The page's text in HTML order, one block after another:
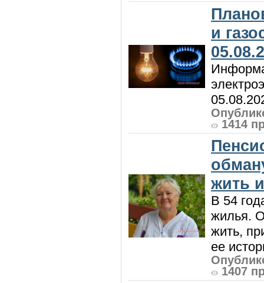
и
1414
жить
В 54
жилья.
жить,
ее
1407